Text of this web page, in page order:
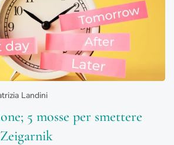
Landini
5 mosse per smettere